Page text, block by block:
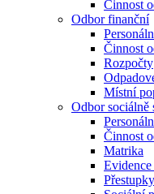
Činnost
Odbor finanční
Činnost
Rozpočty
Místní
Odbor sociálně
Činnost
Matrika
Přestupky